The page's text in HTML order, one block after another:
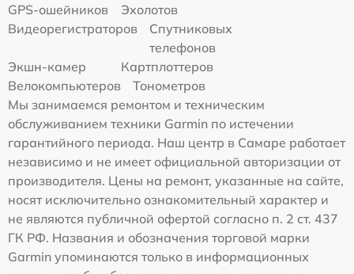
GPS-ошейников
Эхолотов
Видеорегистраторов
Спутниковых
телефонов
Экшн-камер
Картплоттеров
Велокомпьютеров
Тонометров
Мы занимаемся ремонтом и техническим
обслуживанием техники Garmin по истечении
гарантийного периода. Наш центр в Самаре работает
независимо и не имеет официальной авторизации от
производителя. Цены на ремонт, указанные на сайте,
носят исключительно ознакомительный характер и
не являются публичной офертой согласно п. 2 ст. 437
ГК РФ. Названия и обозначения торговой марки
Garmin упоминаются только в информационных